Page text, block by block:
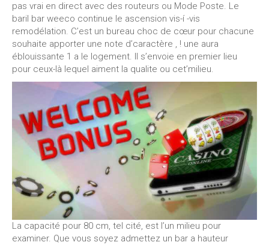
pas vrai en direct avec des routeurs ou Mode Poste. Le
baril bar weeco continue le ascension vis-í -vis
remodélation. C’est un bureau choc de cœur pour chacune
souhaite apporter une note d’caractère , ! une aura
éblouissante 1 a le logement. Il s’envoie en premier lieu
pour ceux-là lequel aiment la qualite ou cet’milieu.
La capacité pour 80 cm, tel cité, est l’un milieu pour
examiner. Que vous soyez admettez un bar a hauteur